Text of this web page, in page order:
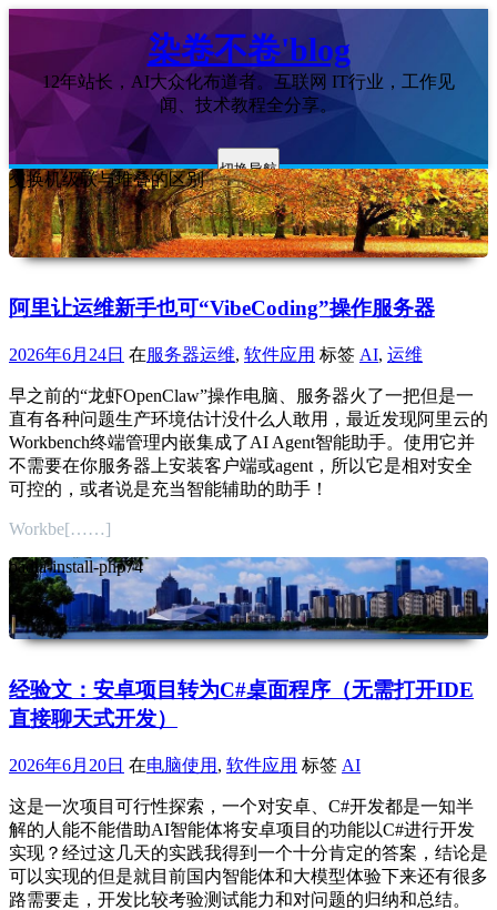
染卷不卷'blog
12年站长，AI大众化布道者。互联网 IT行业，工作见
闻、技术教程全分享。
切换导航
交换机级联与堆叠的区别
阿里让运维新手也可“VibeCoding”操作服务器
2026年6月24日 在服务器运维, 软件应用 标签 AI, 运维
早之前的“龙虾OpenClaw”操作电脑、服务器火了一把但是一
直有各种问题生产环境估计没什么人敢用，最近发现阿里云的
Workbench终端管理内嵌集成了AI Agent智能助手。使用它并
不需要在你服务器上安装客户端或agent，所以它是相对安全
可控的，或者说是充当智能辅助的助手！
Workbe[……]
baota-install-php74
经验文：安卓项目转为C#桌面程序（无需打开IDE
直接聊天式开发）
2026年6月20日 在电脑使用 , 软件应用 标签 AI
这是一次项目可行性探索，一个对安卓、C#开发都是一知半
解的人能不能借助AI智能体将安卓项目的功能以C#进行开发
实现？经过这几天的实践我得到一个十分肯定的答案，结论是
可以实现的但是就目前国内智能体和大模型体验下来还有很多
路需要走，开发比较考验测试能力和对问题的归纳和总结。